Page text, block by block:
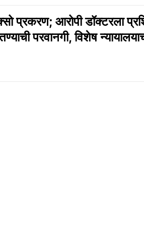
प्रकरण; आरोपी डॉक्टरला
परवानगी, विशेष